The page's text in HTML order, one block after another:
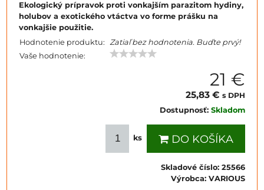
Ekologický prípravok proti vonkajším parazitom hydiny,
holubov a exotického vtáctva vo forme prášku na
vonkajšie použitie.
Hodnotenie produktu: Zatiaľ bez hodnotenia. Buďte prvý!
Vaše hodnotenie:
21 €
25,83 € s DPH
Dostupnosť: Skladom
ks DO KOŠÍKA
Skladové číslo: 25566
Výrobca: VARIOUS